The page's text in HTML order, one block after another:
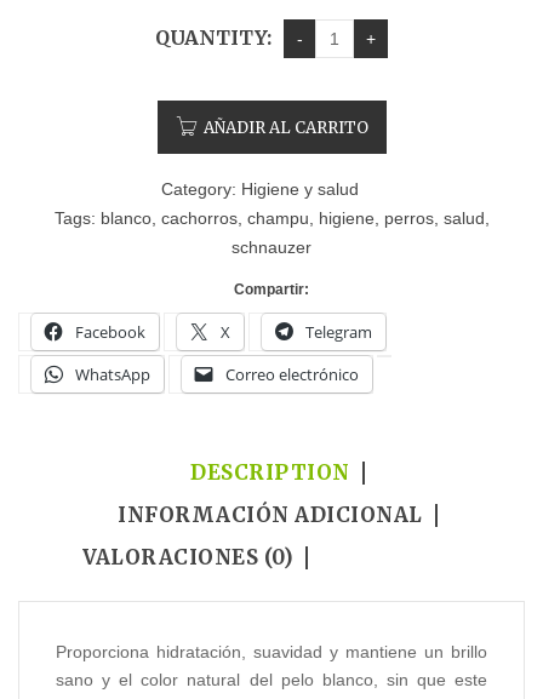
QUANTITY:
AÑADIR AL CARRITO
Category: Higiene y salud
Tags: blanco, cachorros, champu higiene perros, salud
schnauzer
Compartir:
Facebook X
Telegram
WhatsApp
Correo electrónico
DESCRIPTION
INFORMACIÓN ADICIONAL
VALORACIONES (0)
Proporciona hidratación, suavidad y mantiene un brillo
sano y el color natural del pelo blanco, sin que este